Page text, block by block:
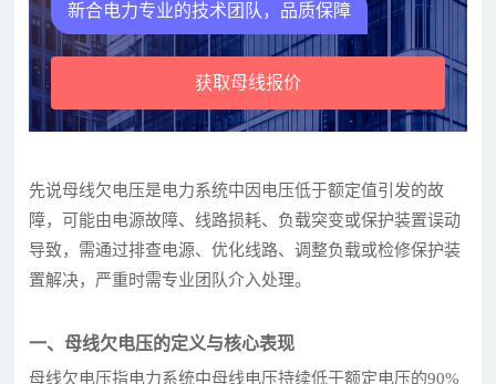
新合电力专业的技术团队，品质保障
获取母线报价
先说母线欠电压是电力系统中因电压低于额定值引发的故
障，可能由电源故障、线路损耗、负载突变或保护装置误动
导致，需通过排查电源、优化线路、调整负载或检修保护装
置解决，严重时需专业团队介入处理。
一、母线欠电压的定义与核心表现
母线欠电压指电力系统中母线电压持续低于额定电压的90%